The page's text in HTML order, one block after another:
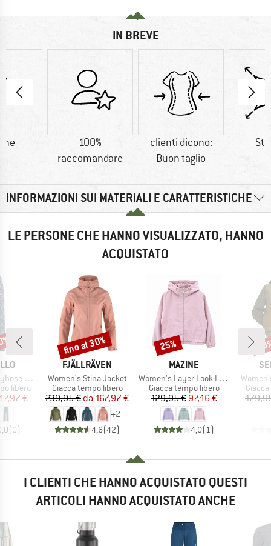
IN BREVE
100%
raccomandare
clienti dicono:
Buon taglio
INFORMAZIONI SUI MATERIALI E CARATTERISTICHE
LE PERSONE CHE HANNO VISUALIZZATO, HANNO
ACQUISTATO
Taraa
libero
ridotto
€
(0)
MARCHIO
FJÄLLRÄVEN
Articolo
Women's Stina Jacket
Gruppo di prodotti
Giacca tempo libero
Prezzo
239,95 € Prezzo ridotto
da 167,97 €
+2
4,6(42)
Sconto
fino al 30%
MARCHIO
MAZINE
Articolo
Women's Layer Look Light Jacket
Gruppo di prodotti
Giacca tempo libero
Prezzo
129,95 €Prezzo ridotto
97,46 €
4,0(1 )
Sconto
25%
Articolo
I CLIENTI CHE HANNO ACQUISTATO QUESTI
ARTICOLI HANNO ACQUISTATO ANCHE